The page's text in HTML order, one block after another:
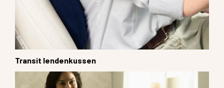
Transit lendenkussen